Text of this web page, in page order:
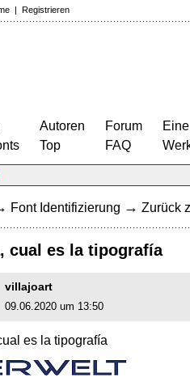
| Registrieren
Autoren
Top
Forum
FAQ
Font Identifizierung → Zurück
cual es la tipografía
villajoart
09.06.2020 um 13:50
es la tipografía